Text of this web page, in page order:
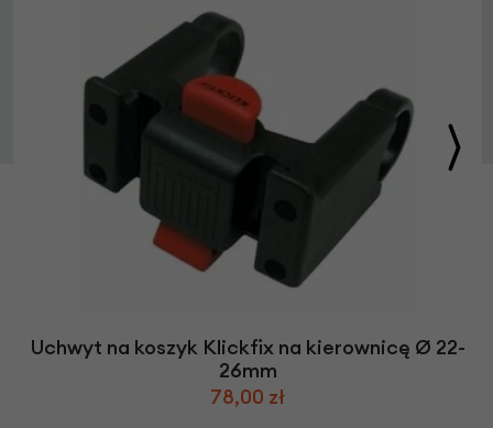
Uchwyt na koszyk Klickfix na kierownicę Ø 22-
26mm
78,00 zł